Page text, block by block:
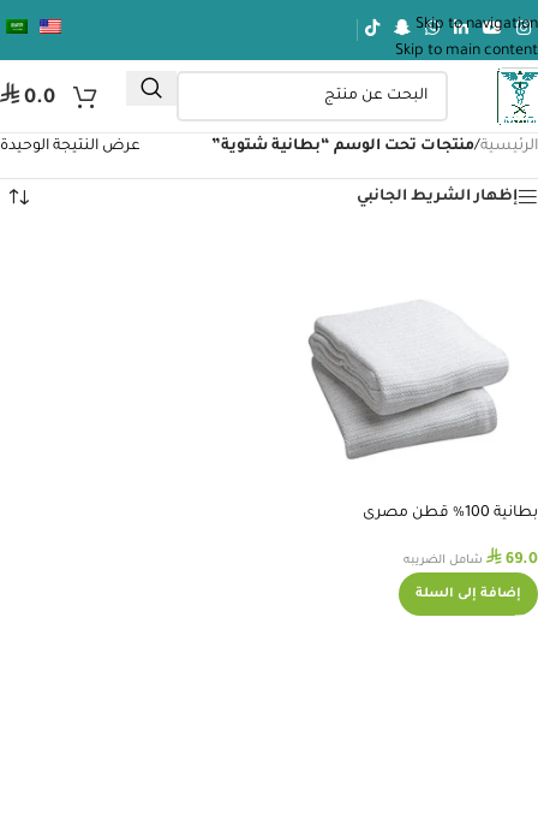
Skip to navigation
Skip to main content
⃁ 0.0
الرئيسية/منتجات تحت الوسم “بطانية شتوية” عرض النتيجة الوحيدة
إظهار الشريط الجانبي
بطانية 100% قطن مصرى
⃁ 69.0 شامل الضريبه
إضافة إلى السلة